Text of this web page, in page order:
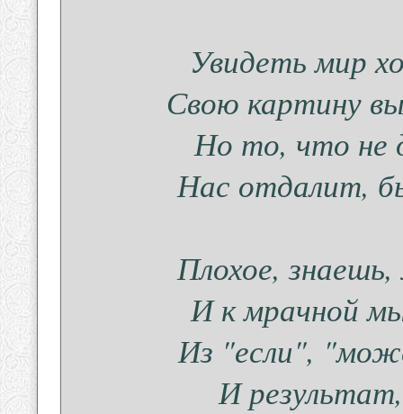
Увидеть мир
Свою картину
Но то, что не
Нас отдалит,
Плохое,
И к мрачной
Из "если",
И